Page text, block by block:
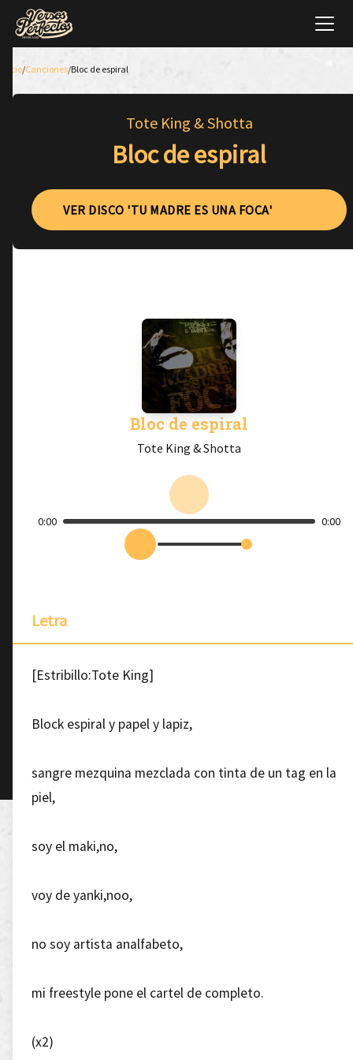
Inicio/Canciones/Bloc de espiral
Tote King & Shotta
Bloc de espiral
VER DISCO 'TU MADRE ES UNA FOCA'
Bloc de espiral
Tote King & Shotta
0:00 0:00
Letra
[Estribillo:Tote King]
Block espiral y papel y lapiz,
sangre mezquina mezclada con tinta de un tag en la
piel,
soy el maki,no,
voy de yanki,noo,
no soy artista analfabeto,
mi freestyle pone el cartel de completo.
(x2)